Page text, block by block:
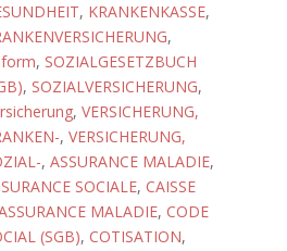
, KRANKENKASSE,
,
, SOZIALGESETZBUCH
, SOZIALVERSICHERUNG,
, VERSICHERUNG,
, VERSICHERUNG,
, ASSURANCE MALADIE,
SOCIALE, CAISSE
MALADIE, CODE
(SGB), COTISATION,